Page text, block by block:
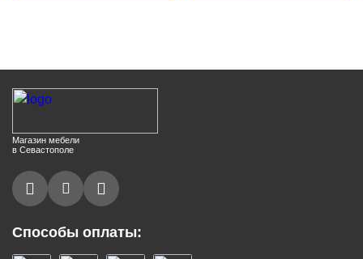
Магазин мебели
в Севастополе
Способы оплаты: